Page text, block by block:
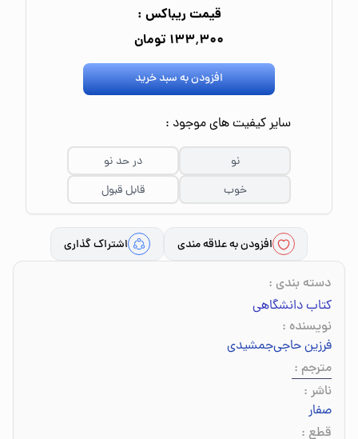
قیمت ریباکس :
۱۳۳٬۳۰۰ تومان
افزودن به سبد خرید
سایر کیفیت های موجود :
نو
در حد نو
خوب
قابل قبول
افزودن به علاقه مندی اشتراک گذاری
دسته بندی :
کتاب دانشگاهی
نویسنده :
فرزین حاجی‌جمشیدی
مترجم :
ناشر :
صفار
قطع :